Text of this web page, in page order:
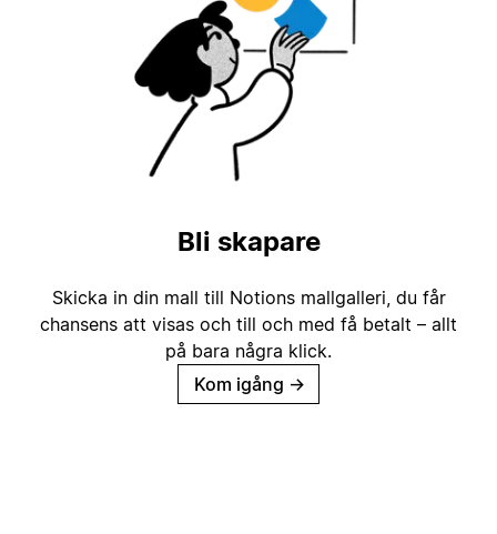
Bli skapare
Skicka in din mall till Notions mallgalleri, du får
chansens att visas och till och med få betalt – allt
på bara några klick.
Kom igång →